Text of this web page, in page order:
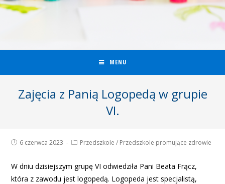
MENU
Zajęcia z Panią Logopedą w grupie
VI.
6 czerwca 2023 Przedszkole / Przedszkole promujące zdrowie
W dniu dzisiejszym grupę VI odwiedziła Pani Beata Frącz,
która z zawodu jest logopedą. Logopeda jest specjalistą,